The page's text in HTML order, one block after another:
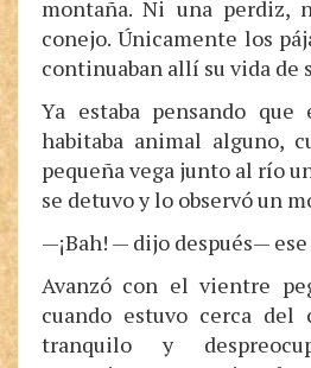
montaña. Ni una perdiz,
conejo. Únicamente los
continuaban allí su vida de
Ya estaba pensando
habitaba animal alguno,
pequeña vega junto al río
se detuvo y lo observó un
—¡Bah! — dijo después—
Avanzó con el vientre
cuando estuvo cerca del
tranquilo y